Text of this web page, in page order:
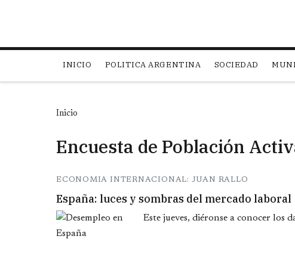
INICIO POLITICA ARGENTINA SOCIEDAD
Inicio
Encuesta de Población
ECONOMIA INTERNACIONAL: JUAN RALLO
España: luces y sombras del mercado laboral
Este jueves, diéronse a conocer los